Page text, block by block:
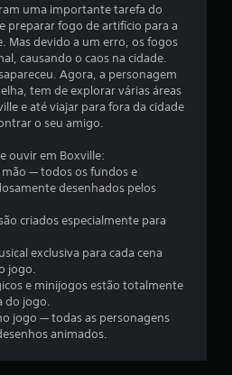
u
m
t
a
l
d
e
7
0
uma importante tarefa do
preparar fogo de artifício para a
Mas devido a um erro, os fogos
causando o caos na cidade.
Agora, a personagem
tem de explorar várias áreas
e até viajar para fora da cidade
o seu amigo.
ouvir em Boxville:
mão — todos os fundos e
desenhados pelos
criados especialmente para
exclusiva para cada cena
jogo.
e minijogos estão totalmente
do jogo.
jogo — todas as personagens
animados.